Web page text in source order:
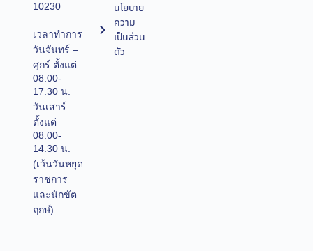
10230
เวลาทำการ
วันจันทร์ –
ศุกร์ ตั้งแต่
08.00-
17.30 น.
วันเสาร์
ตั้งแต่
08.00-
14.30 น.
(เว้นวันหยุด
ราชการ
และนักขัต
ฤกษ์)
นโยบาย
ความ
เป็นส่วน
ตัว